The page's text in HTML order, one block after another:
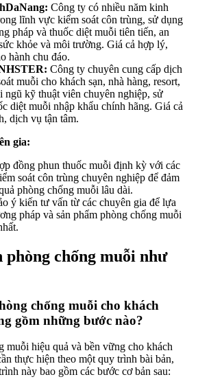
Công ty có nhiều năm kinh
lĩnh vực kiểm soát côn trùng, sử dụng
pháp và thuốc diệt muỗi tiên tiến, an
khỏe và môi trường. Giá cả hợp lý,
hành chu đáo.
Công ty chuyên cung cấp dịch
muỗi cho khách sạn, nhà hàng, resort,
kỹ thuật viên chuyên nghiệp, sử
diệt muỗi nhập khẩu chính hãng. Giá cả
dịch vụ tận tâm.
gia:
đồng phun thuốc muỗi định kỳ với các
soát côn trùng chuyên nghiệp để đảm
phòng chống muỗi lâu dài.
ý kiến tư vấn từ các chuyên gia để lựa
pháp và sản phẩm phòng chống muỗi
phòng chống muỗi như
chống muỗi cho khách
gồm những bước nào?
muỗi hiệu quả và bền vững cho khách
thực hiện theo một quy trình bài bản,
này bao gồm các bước cơ bản sau: